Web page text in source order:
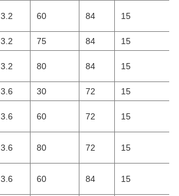
3.2 60 84 15
3.2 75 84 15
3.2 80 84 15
3.6 30 72 15
3.6 60 72 15
3.6 80 72 15
3.6 60 84 15